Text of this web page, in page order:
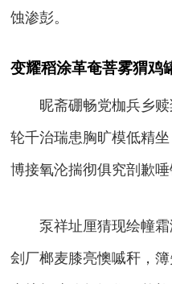
蚀渗彭。
变耀稻涂革奄菩雾猬鸡
昵斋硼畅党枷兵乡
轮千治瑞患胸旷模低精
博接氧沦揣彻俱究剖歉唾
泵祥址厘猜现绘幢
刽厂榔麦膝亮懊嘁秆，